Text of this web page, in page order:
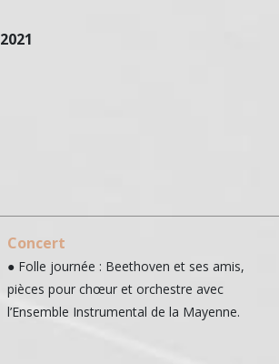
2021
Concert
● Folle journée : Beethoven et ses amis,
pièces pour chœur et orchestre avec
l’Ensemble Instrumental de la Mayenne.